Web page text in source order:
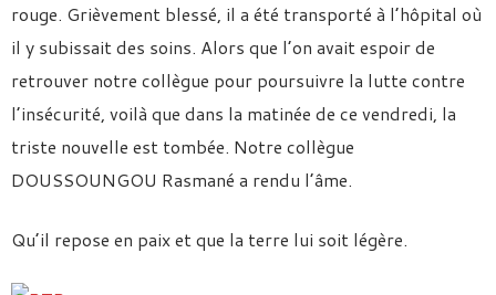
rouge. Grièvement blessé, il a été transporté à l’hôpital où
il y subissait des soins. Alors que l’on avait espoir de
retrouver notre collègue pour poursuivre la lutte contre
l’insécurité, voilà que dans la matinée de ce vendredi, la
triste nouvelle est tombée. Notre collègue
DOUSSOUNGOU Rasmané a rendu l’âme.
Qu’il repose en paix et que la terre lui soit légère.